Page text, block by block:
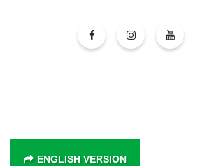
ENGLISH VERSION